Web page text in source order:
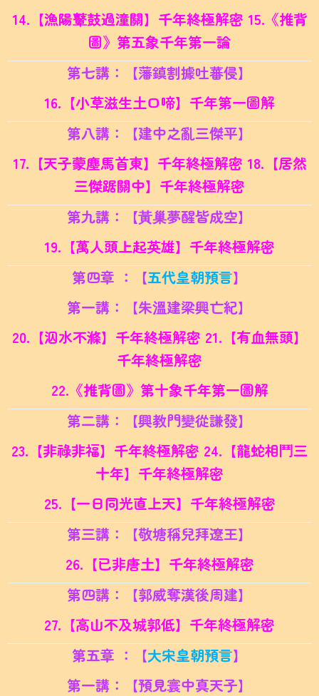
14.【漁陽鼙鼓過潼關】千年終極解密 15. 《推背
圖》第五象千年第一論
第七講：【藩鎮割據吐蕃侵】
16.【小草滋生土口啼】千年第一圖解
第八講：【建中之亂三傑平】
17.【天子蒙塵馬首東】千年終極解密 18. 【居然
三傑踞關中】千年終極解密
第九講：【黃巢夢醒皆成空】
19.【萬人頭上起英雄】千年終極解密
第四章 ：【五代皇朝預言】
第一講：【朱溫建梁興亡紀】
20.【泅水不滌】千年終極解密 21. 【有血無頭】
千年終極解密
22. 《推背圖》第十象千年第一圖解
第二講：【興教門變從謙發】
23.【非祿非福】千年終極解密 24. 【龍蛇相鬥三
十年】千年終極解密
25.【一日同光直上天】千年終極解密
第三講：【敬塘稱兒拜遼王】
26.【已非唐土】千年終極解密
第四講：【郭威奪漢後周建】
27.【高山不及城郭低】千年終極解密
第五章 ：【大宋皇朝預言】
第一講：【預見寰中真天子】